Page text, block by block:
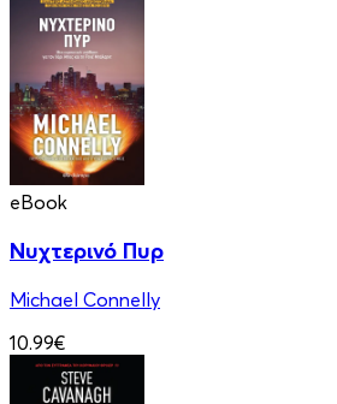
eBook
Νυχτερινό Πυρ
Michael Connelly
10.99€